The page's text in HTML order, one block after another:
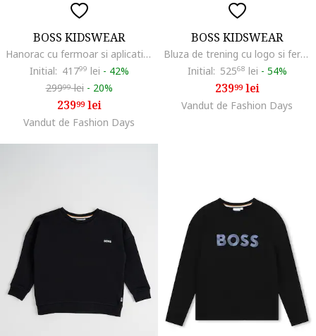
BOSS KIDSWEAR
Hanorac cu fermoar si aplicatie logo, Bleumarin
Initial: 41799 lei - 42%
29999lei - 20%
23999lei
Vandut de Fashion Days
BOSS KIDSWEAR
Bluza de trening cu logo si fermoar, Crem
Initial: 52568 lei - 54%
23999lei
Vandut de Fashion Days